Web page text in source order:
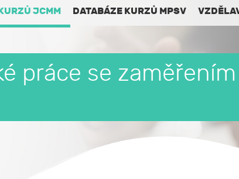
JCMM DATABÁZE KURZŮ MPSV
práce se